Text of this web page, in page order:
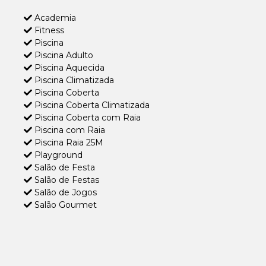
Academia
Fitness
Piscina
Piscina Adulto
Piscina Aquecida
Piscina Climatizada
Piscina Coberta
Piscina Coberta Climatizada
Piscina Coberta com Raia
Piscina com Raia
Piscina Raia 25M
Playground
Salão de Festa
Salão de Festas
Salão de Jogos
Salão Gourmet